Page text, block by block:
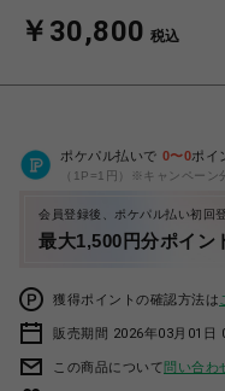
￥30,800 税込
ポケパル払いで 0〜0ポイ
（1P=1円）※キャンペーン
会員登録後、ポケパル払い初回
最大1,500円分ポイン
獲得ポイントの確認方法は
販売期間 2026年03月01日
この商品について問い合わ